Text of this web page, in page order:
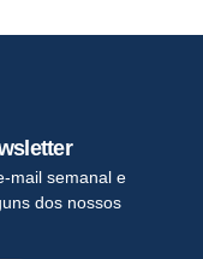
mail semanal e
dos nossos